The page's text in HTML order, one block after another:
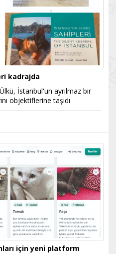
kadrajda
İstanbul'un ayrılmaz bir
objektiflerine taşıdı
için yeni platform